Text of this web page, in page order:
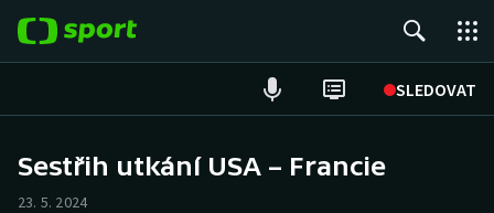
SLEDOVAT
Hokej
Sestřih utkání USA – Francie
23. 5. 2024